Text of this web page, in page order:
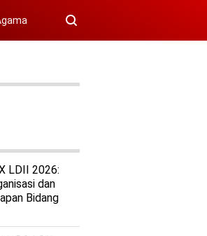
Jatiluhur Olah Pangan Lokal Jadi Peluang
LDII 2026:
dan
Bidang